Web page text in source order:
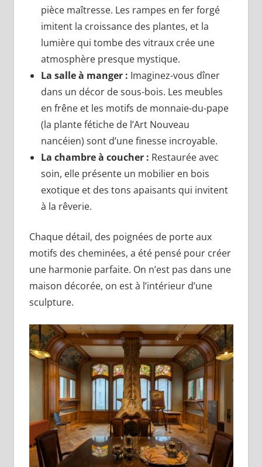
pièce maîtresse. Les rampes en fer forgé
imitent la croissance des plantes, et la
lumière qui tombe des vitraux crée une
atmosphère presque mystique.
La salle à manger : Imaginez-vous dîner
dans un décor de sous-bois. Les meubles
en frêne et les motifs de monnaie-du-pape
(la plante fétiche de l’Art Nouveau
nancéien) sont d’une finesse incroyable.
La chambre à coucher : Restaurée avec
soin, elle présente un mobilier en bois
exotique et des tons apaisants qui invitent
à la rêverie.
Chaque détail, des poignées de porte aux
motifs des cheminées, a été pensé pour créer
une harmonie parfaite. On n’est pas dans une
maison décorée, on est à l’intérieur d’une
sculpture.